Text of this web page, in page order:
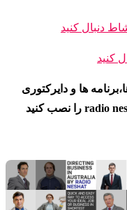
دنبال کنید
کنید
ها و دایرکتوری